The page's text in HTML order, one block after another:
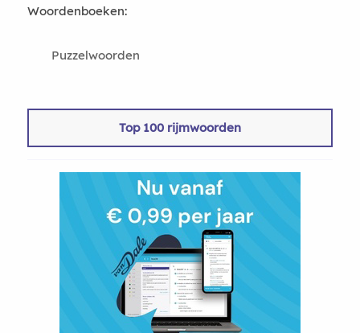
Woordenboeken:
Puzzelwoorden
Top 100 rijmwoorden